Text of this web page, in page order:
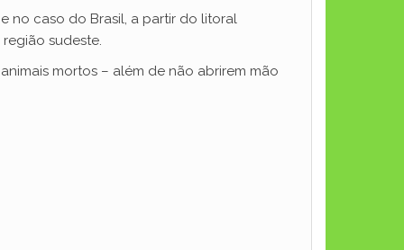
no caso do Brasil, a partir do litoral
sudeste.
mortos – além de não abrirem mão